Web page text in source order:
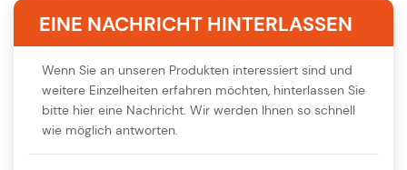
EINE NACHRICHT HINTERLASSEN
Wenn Sie an unseren Produkten interessiert sind und
weitere Einzelheiten erfahren möchten, hinterlassen Sie
bitte hier eine Nachricht. Wir werden Ihnen so schnell
wie möglich antworten.